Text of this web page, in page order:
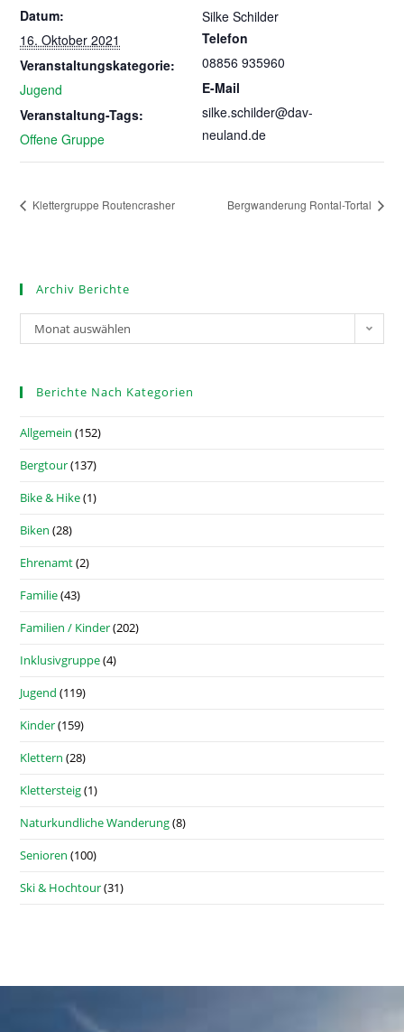
Datum:
16. Oktober 2021
Veranstaltungskategorie:
Jugend
Veranstaltung-Tags:
Offene Gruppe
Silke Schilder
Telefon
08856 935960
E-Mail
silke.schilder@dav-
neuland.de
Klettergruppe Routencrasher Bergwanderung Rontal-Tortal
Archiv Berichte
Monat auswählen
Berichte Nach Kategorien
Allgemein (152)
Bergtour(137)
Bike & Hike(1)
Biken (28)
Ehrenamt(2)
Familie(43)
Familien / Kinder(202)
Inklusivgruppe(4)
Jugend (119)
Kinder(159)
Klettern (28)
Klettersteig(1)
Naturkundliche Wanderung(8)
Senioren (100)
Ski & Hochtour(31)